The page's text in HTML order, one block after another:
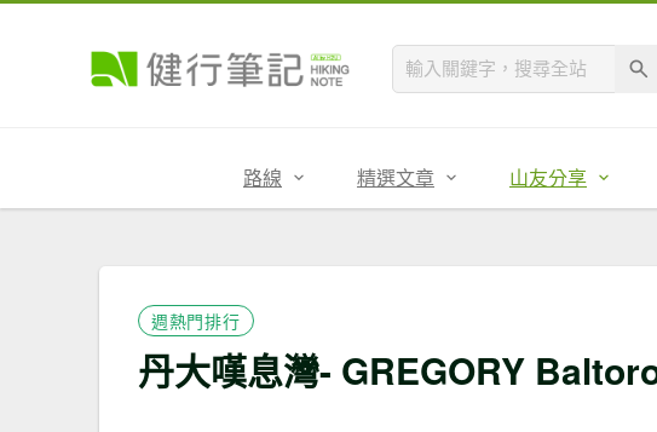
路線 精選文章 山友分享
週熱門排行
丹大嘆息灣- GREGORY